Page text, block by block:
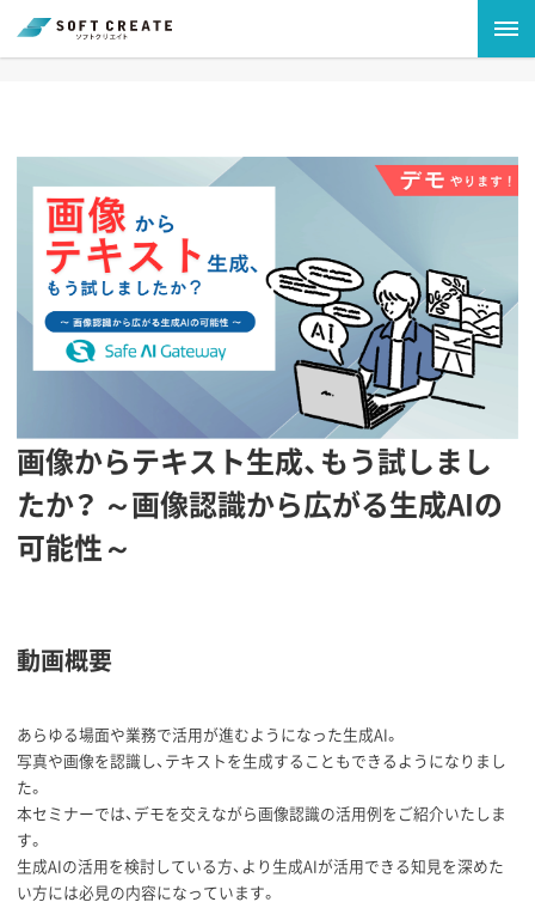
画像からテキスト生成、もう試しまし
たか？ ～画像認識から広がる生成AIの
可能性～
動画概要
あらゆる場面や業務で活用が進むようになった生成AI。
写真や画像を認識し、テキストを生成することもできるようになりまし
た。
本セミナーでは、デモを交えながら画像認識の活用例をご紹介いたしま
す。
生成AIの活用を検討している方、より生成AIが活用できる知見を深めた
い方には必見の内容になっています。